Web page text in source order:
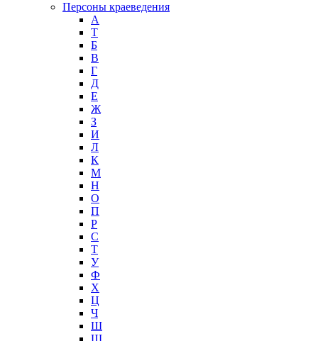
Персоны краеведения
А
T
Б
В
Г
Д
Е
Ж
З
И
Л
К
М
Н
О
П
Р
С
Т
У
Ф
Х
Ц
Ч
Ш
Щ